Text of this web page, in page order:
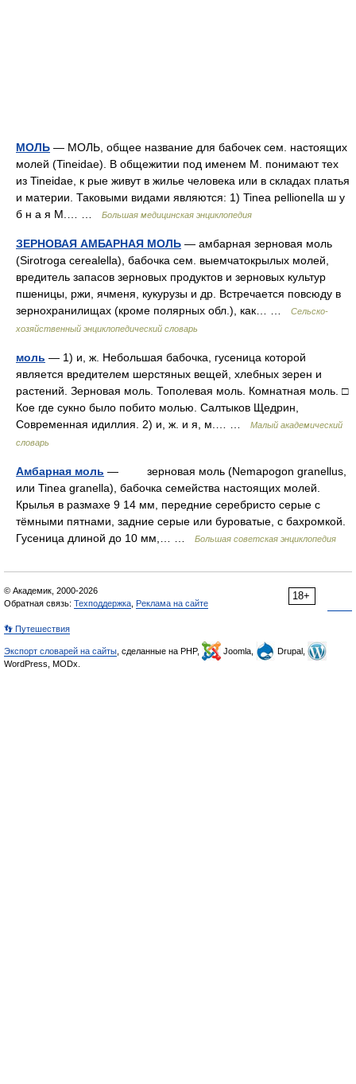
МОЛЬ — МОЛЬ, общее название для бабочек сем. настоящих
молей (Tineidae). В общежитии под именем М. понимают тех
из Tineidae, к рые живут в жилье человека или в складах платья
и материи. Таковыми видами являются: 1) Tinea pellionella ш у
б н а я М.… …
Большая медицинская энциклопедия
ЗЕРНОВАЯ АМБАРНАЯ МОЛЬ — амбарная зерновая моль
(Sirotroga cerealella), бабочка сем. выемчатокрылых молей,
вредитель запасов зерновых продуктов и зерновых культур
пшеницы, ржи, ячменя, кукурузы и др. Встречается повсюду в
зернохранилищах (кроме полярных обл.), как… …
Сельско-
хозяйственный энциклопедический словарь
моль — 1) и, ж. Небольшая бабочка, гусеница которой
является вредителем шерстяных вещей, хлебных зерен и
растений. Зерновая моль. Тополевая моль. Комнатная моль. □
Кое где сукно было побито молью. Салтыков Щедрин,
Современная идиллия. 2) и, ж. и я, м.… …
Малый академический
словарь
Амбарная моль — зерновая моль (Nemapogon granellus,
или Tinea granella), бабочка семейства настоящих молей.
Крылья в размахе 9 14 мм, передние серебристо серые с
тёмными пятнами, задние серые или буроватые, с бахромкой.
Гусеница длиной до 10 мм,… …
Большая советская энциклопедия
18+
© Академик, 2000-2026
Обратная связь: Техподдержка Реклама на сайте
👣 Путешествия
Экспорт словарей на сайты , сделанные на PHP, Joomla,
Drupal,
WordPress, MODx.